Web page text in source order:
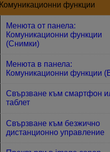
Комуникационни функции
Менюта от панела:
Комуникационни функции
(Снимки)
Менюта в панела:
Комуникационни функции
Свързване към смартфон
таблет
Свързване към безжично
дистанционно управление